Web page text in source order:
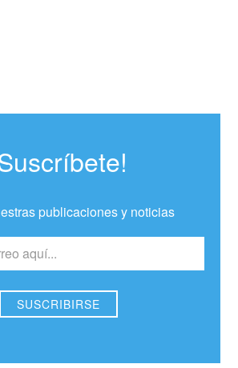
publicaciones y noticias